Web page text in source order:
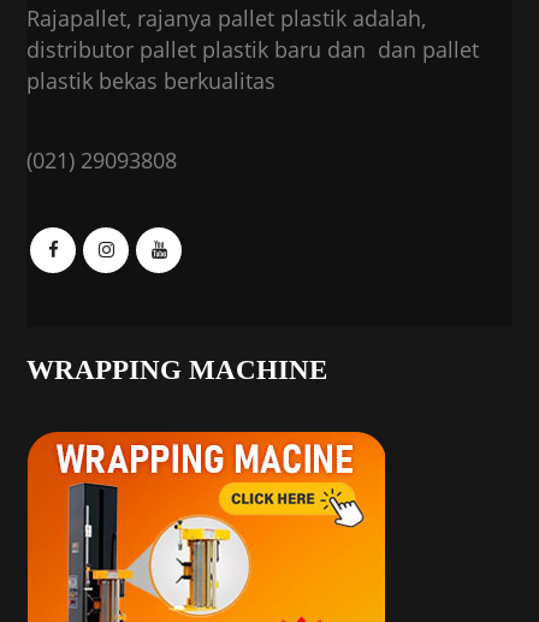
Rajapallet, rajanya pallet plastik adalah,
distributor pallet plastik baru dan dan pallet
plastik bekas berkualitas
(021) 29093808
WRAPPING MACHINE